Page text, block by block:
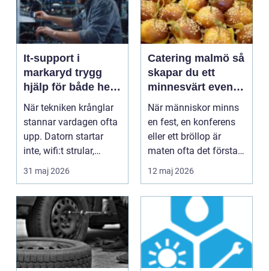
It-support i
markaryd trygg
hjälp för både hem
och företag
När tekniken krånglar
stannar vardagen ofta
upp. Datorn startar
inte, wifi:t strular,
programmen upp...
31 maj 2026
Catering malmö så
skapar du ett
minnesvärt event
med god mat
När människor minns
en fest, en konferens
eller ett bröllop är
maten ofta det första
som kommer upp....
12 maj 2026